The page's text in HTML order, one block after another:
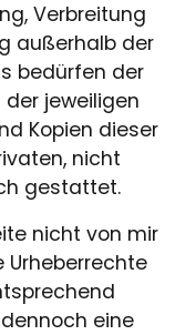
Verbreitung
außerhalb der
bedürfen der
jeweiligen
Kopien dieser
nicht
gestattet.
nicht von mir
Urheberrechte
eine